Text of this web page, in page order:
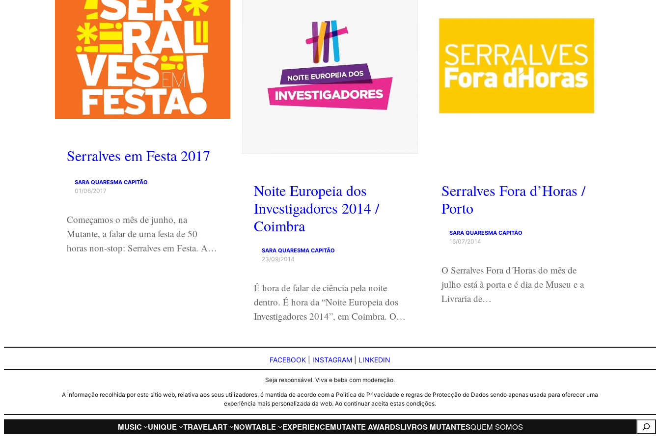
Serralves em Festa 2017
SARA QUARESMA CAPITÃO
01/06/2017
Começamos o mês de junho, na
Mutante, a falar de uma festa de 50
horas non-stop: Serralves em Festa. A…
Noite Europeia dos
Investigadores 2014 /
Coimbra
SARA QUARESMA CAPITÃO
23/09/2014
É hora de falar de ciência pela noite
dentro. É hora da “Noite Europeia dos
Investigadores 2014”, em Coimbra. O…
Serralves Fora d’Horas /
Porto
SARA QUARESMA CAPITÃO
16/07/2014
O Serralves Fora d´Horas do mês de
julho está à porta e é dia de Museu e a
Livraria de…
FACEBOOK INSTAGRAM LINKEDIN
Seja responsável. Viva e beba com moderação.
A informação recolhida por este sitio web, relativa aos seus utilizadores, é mantida de acordo com a Política de Privacidade e regras de Protecção de Dados sendo apenas usada para oferecer uma
experiência mais personalizada da web. Ao continuar aceita estas condições.
MUSIC UNIQUE TRAVELART NOWTABLE EXPERIENCEMUTANTE AWARDSLIVROS MUTANTESQUEM SOMOS